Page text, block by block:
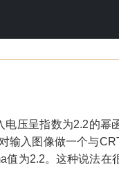
电压呈指数为2.2的幂
输入图像做一个与
值为2.2。这种说法在